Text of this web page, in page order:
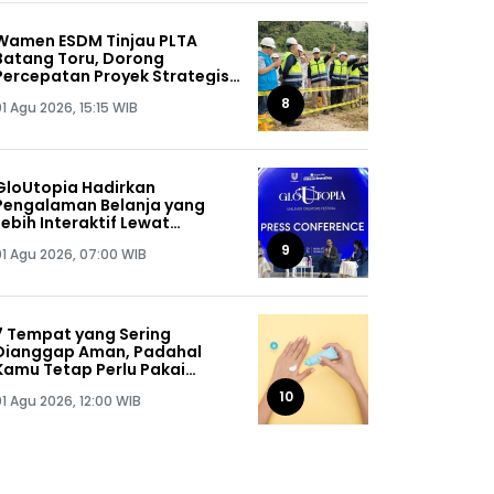
ESDM Tinjau PLTA
Toru, Dorong
Proyek Strategis
Agu 2026, 15:15 WIB 8
Hadirkan
Belanja yang
Interaktif Lewat
Agu 2026, 07:00 WIB 9
Tempat yang Sering
Aman, Padahal
Tetap Perlu Pakai
Agu 2026, 12:00 WIB 10